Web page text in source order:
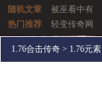
随机文章
被巫看中有
热门推荐
轻变传奇网
1.76合击传奇 > 1.76元素